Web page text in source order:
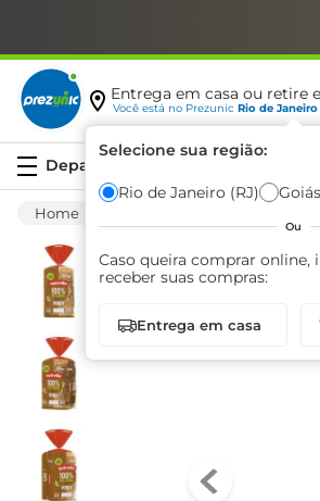
Entrega em casa ou retire
Você está no Prezunic Rio de Janeiro
Selecione sua região:
Rio de Janeiro (RJ)
Ou
Caso queira comprar online,
receber suas compras:
Entrega em casa